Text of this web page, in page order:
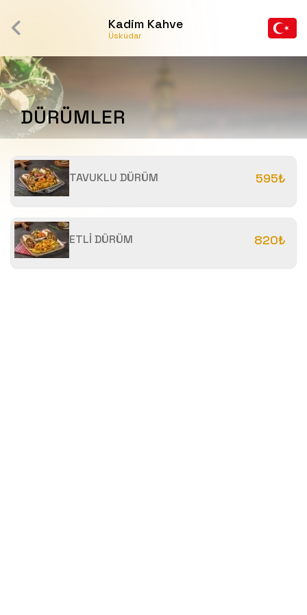
Kadim Kahve
Üsküdar
DÜRÜMLER
TAVUKLU DÜRÜM 595₺
ETLİ DÜRÜM 820₺